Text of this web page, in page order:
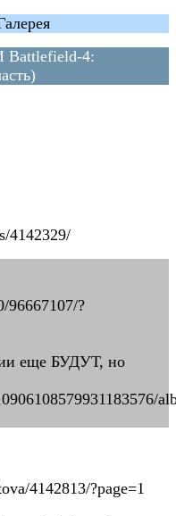
Battlefield-4:
4142329/
96667107/?
еще БУДУТ, но
4142813/?page=1